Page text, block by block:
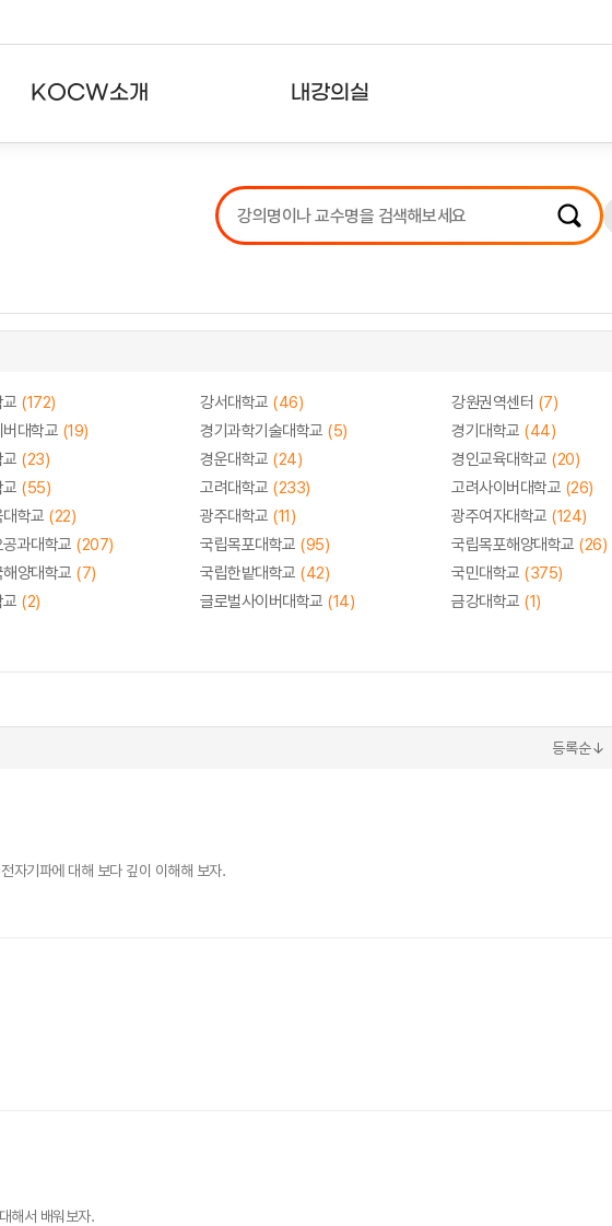
KOCW소개 내강의실
강의리스트
수강확인증강의
(172) 강서대학교 (46) 강원권역센터 (7)
대학교 (19) 경기과학기술대학교 (5) 경기대학교 (44)
(23) 경운대학교 (24) 경인교육대학교 (20)
(55) 고려대학교 (233) 고려사이버대학교 (26)
학교 (22) 광주대학교 (11) 광주여자대학교 (124)
과대학교 (207) 국립목포대학교 (95) 국립목포해양대학교 (26)
양대학교 (7) 국립한밭대학교 (42) 국민대학교 (375)
(2) 글로벌사이버대학교 (14) 금강대학교 (1)
등록순↓
자기파에 대해 보다 깊이 이해해 보자.
해서 배워보자.